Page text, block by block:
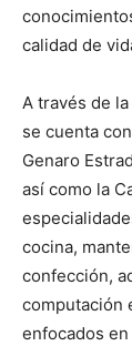
calidad de
A través de
se cuenta
Genaro
así como la
cocina,
confección,
computación
enfocados